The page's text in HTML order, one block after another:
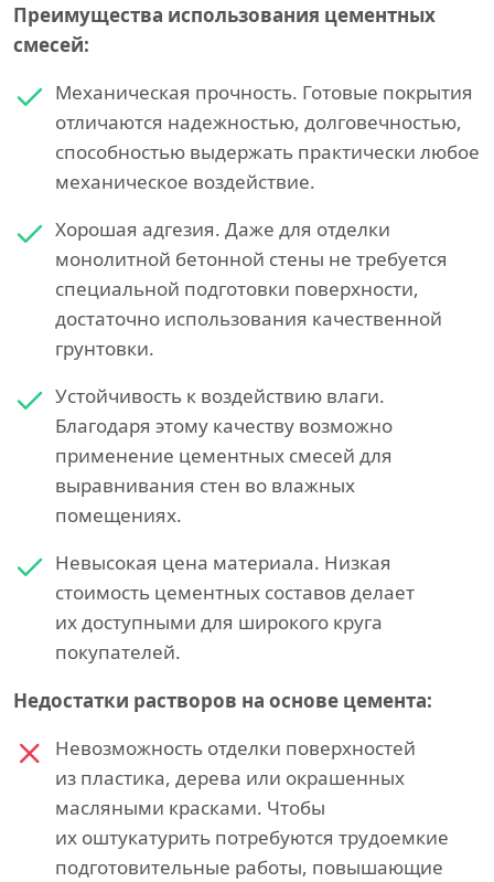
Преимущества использования цементных
смесей:
Механическая прочность. Готовые покрытия
отличаются надежностью, долговечностью,
способностью выдержать практически любое
механическое воздействие.
Хорошая адгезия. Даже для отделки
монолитной бетонной стены не требуется
специальной подготовки поверхности,
достаточно использования качественной
грунтовки.
Устойчивость к воздействию влаги.
Благодаря этому качеству возможно
применение цементных смесей для
выравнивания стен во влажных
помещениях.
Невысокая цена материала. Низкая
стоимость цементных составов делает
их доступными для широкого круга
покупателей.
Недостатки растворов на основе цемента:
Невозможность отделки поверхностей
из пластика, дерева или окрашенных
масляными красками. Чтобы
их оштукатурить потребуются трудоемкие
подготовительные работы, повышающие